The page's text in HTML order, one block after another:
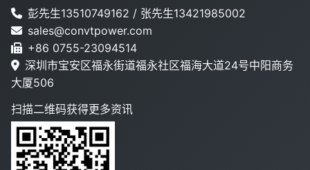
彭先生13510749162 / 张先生13421985002
sales@convtpower.com
+86 0755-23094514
深圳市宝安区福永街道福永社区福海大道24号中阳商务
大厦506
扫描二维码获得更多资讯